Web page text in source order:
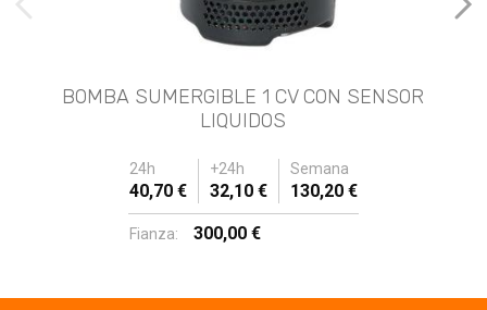
BOMBA SUMERGIBLE 1 CV CON SENSOR
LIQUIDOS
24h +24h Semana
40,70 € 32,10 € 130,20 €
Fianza: 300,00 €
imágenes anteriores